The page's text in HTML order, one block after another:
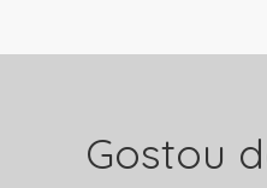
Gostou